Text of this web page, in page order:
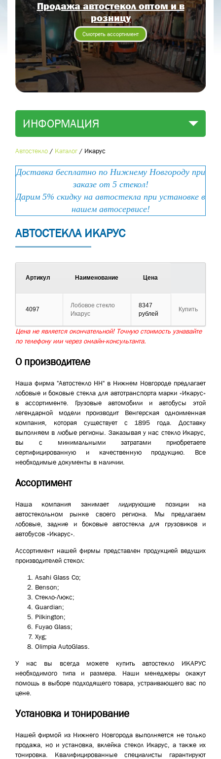
Продажа автостекол оптом и в
розницу
Смотреть ассортимент
ИНФОРМАЦИЯ
Автостекло / Каталог / Икарус
Доставка бесплатно по Нижнему Новгороду при
заказе от 5 стекол!
Дарим 5% скидку на автостекла при установке в
нашем автосервисе!
АВТОСТЕКЛА ИКАРУС
Артикул Наименование Цена
4097
Лобовое стекло
Икарус
8347
рублей
Купить
Цена не является окончательной! Точную стоимость узнавайте
по телефону или через онлайн-консультанта.
О производителе
Наша фирма "Автостекло НН" в Нижнем Новгороде предлагает
лобовые и боковые стекла для автотранспорта марки «Икарус»
в ассортименте. Грузовые автомобили и автобусы этой
легендарной модели производит Венгерская одноименная
компания, которая существует с 1895 года. Доставку
выполняем в любые регионы. Заказывая у нас стекло Икарус,
вы с минимальными затратами приобретаете
сертифицированную и качественную продукцию. Все
необходимые документы в наличии.
Ассортимент
Наша компания занимает лидирующие позиции на
автостекольном рынке своего региона. Мы предлагаем
лобовые, задние и боковые автостекла для грузовиков и
автобусов «Икарус».
Ассортимент нашей фирмы представлен продукцией ведущих
производителей стекол:
Asahi Glass Co;
Benson;
Стекло-Люкс;
Guardian;
Pilkington;
Fuyao Glass;
Xyg;
Olimpia AutoGlass.
У нас вы всегда можете купить автостекло ИКАРУС
необходимого типа и размера. Наши менеджеры окажут
помощь в выборе подходящего товара, устраивающего вас по
цене.
Установка и тонирование
Нашей фирмой из Нижнего Новгорода выполняется не только
продажа, но и установка, вклейка стекол Икарус, а также их
тонировка. Квалифицированные специалисты гарантируют
Отправить
Отправить заявку